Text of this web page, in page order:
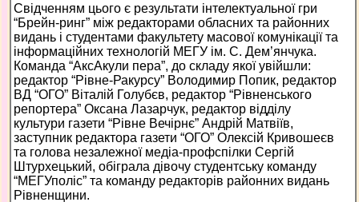
Свідченням цього є результати інтелектуальної гри
“Брейн-ринг” між редакторами обласних та районних
видань і студентами факультету масової комунікації та
інформаційних технологій МЕГУ ім. С. Дем’янчука.
Команда “АксАкули пера”, до складу якої увійшли:
редактор “Рівне-Ракурсу” Володимир Попик, редактор
ВД “ОГО” Віталій Голубєв, редактор “Рівненського
репортера” Оксана Лазарчук, редактор відділу
культури газети “Рівне Вечірнє” Андрій Матвіїв,
заступник редактора газети “ОГО” Олексій Кривошеєв
та голова незалежної медіа-профспілки Сергій
Штурхецький, обіграла дівочу студентську команду
“МЕГУполіс” та команду редакторів районних видань
Рівненщини.